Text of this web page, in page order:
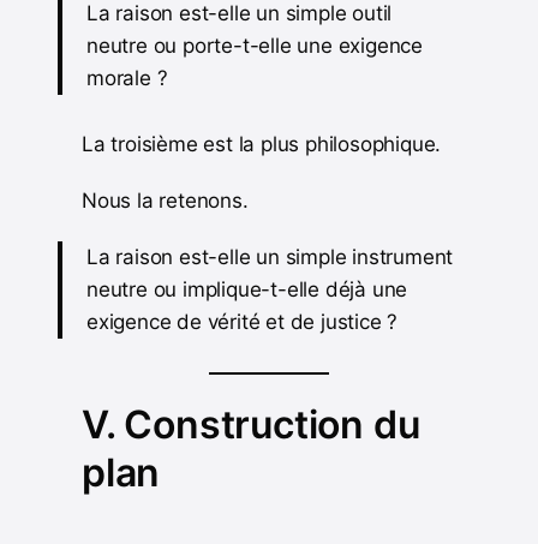
La raison est-elle un simple outil
neutre ou porte-t-elle une exigence
morale ?
La troisième est la plus philosophique.
Nous la retenons.
La raison est-elle un simple instrument
neutre ou implique-t-elle déjà une
exigence de vérité et de justice ?
V. Construction du
plan